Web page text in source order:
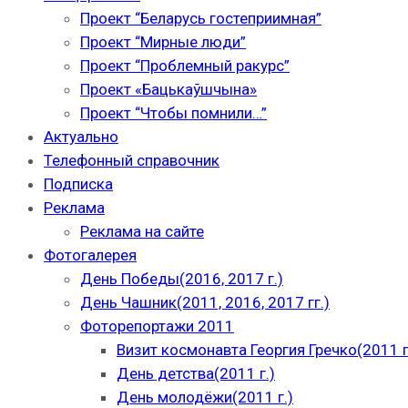
Проект “Беларусь гостеприимная”
Проект “Мирные люди”
Проект “Проблемный ракурс”
Проект «Бацькаўшчына»
Проект “Чтобы помнили…”
Актуально
Телефонный справочник
Подписка
Реклама
Реклама на сайте
Фотогалерея
День Победы(2016, 2017 г.)
День Чашник(2011, 2016, 2017 гг.)
Фоторепортажи 2011
Визит космонавта Георгия Гречко(2011
День детства(2011 г.)
День молодёжи(2011 г.)